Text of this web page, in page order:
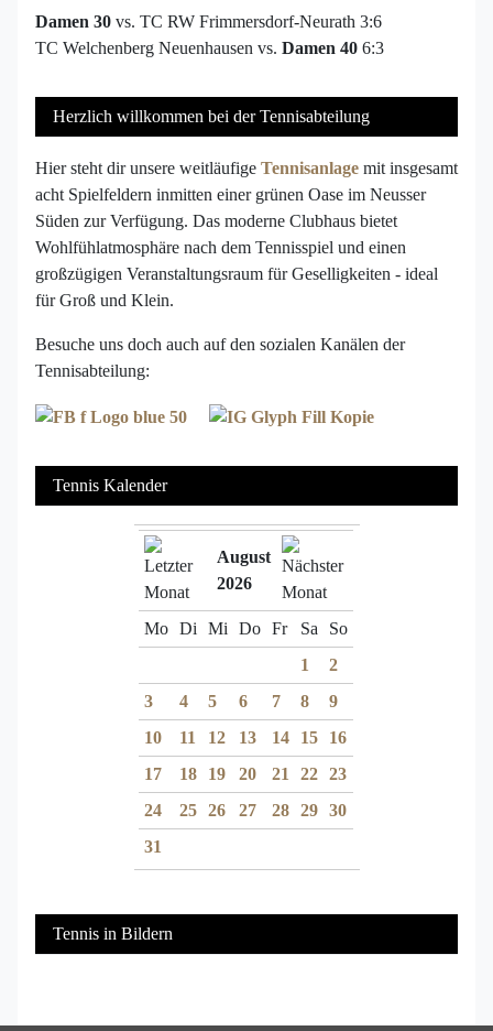
Damen 30 vs. TC RW Frimmersdorf-Neurath 3:6
TC Welchenberg Neuenhausen vs. Damen 40 6:3
Herzlich willkommen bei der Tennisabteilung
Hier steht dir unsere weitläufige Tennisanlage mit insgesamt
acht Spielfeldern inmitten einer grünen Oase im Neusser
Süden zur Verfügung. Das moderne Clubhaus bietet
Wohlfühlatmosphäre nach dem Tennisspiel und einen
großzügigen Veranstaltungsraum für Geselligkeiten - ideal
für Groß und Klein.
Besuche uns doch auch auf den sozialen Kanälen der
Tennisabteilung:
Tennis Kalender
August
2026
Mo Di Mi Do Fr Sa
So
1
2
3
4 5 6 7 8
9
10
11 12 13 14 15
16
17
18 19 20 21 22 23
24
25 26 27 28 29 30
31
Tennis in Bildern